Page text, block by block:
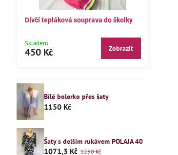
tepláková souprava do školky Dětské pyžamo 122
240 Kč
Bílé bolerko přes šaty
1150 Kč
Šaty s delším rukávem POLAJA 40
1071,3 Kč 1250 Kč